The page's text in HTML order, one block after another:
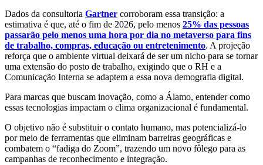
Dados da consultoria Gartner corroboram essa transição: a
estimativa é que, até o fim de 2026, pelo menos 25% das pessoas
passarão pelo menos uma hora por dia no metaverso para fins
de trabalho, compras, educação ou entretenimento. A projeção
reforça que o ambiente virtual deixará de ser um nicho para se tornar
uma extensão do posto de trabalho, exigindo que o RH e a
Comunicação Interna se adaptem a essa nova demografia digital.
Para marcas que buscam inovação, como a Álamo, entender como
essas tecnologias impactam o clima organizacional é fundamental.
O objetivo não é substituir o contato humano, mas potencializá-lo
por meio de ferramentas que eliminam barreiras geográficas e
combatem o “fadiga do Zoom”, trazendo um novo fôlego para as
campanhas de reconhecimento e integração.